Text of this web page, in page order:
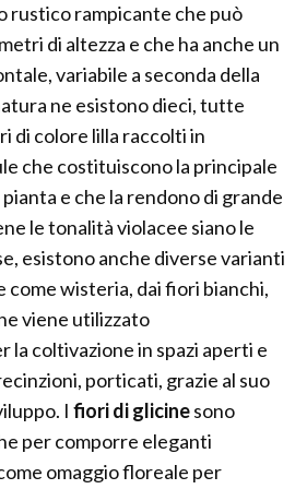
rustico rampicante che può
di altezza e che ha anche un
variabile a seconda della
ne esistono dieci, tutte
di colore lilla raccolti in
che costituiscono la principale
e che la rendono di grande
le tonalità violacee siano le
esistono anche diverse varianti
come wisteria, dai fiori bianchi,
viene utilizzato
la coltivazione in spazi aperti e
porticati, grazie al suo
I fiori di glicinesono
per comporre eleganti
omaggio floreale per